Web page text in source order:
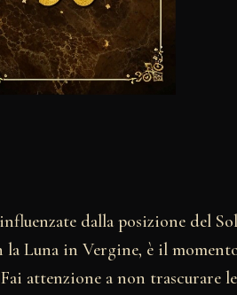
dalla posizione del
Luna in Vergine, è il
attenzione a non trascurare